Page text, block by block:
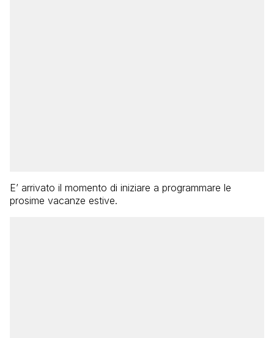
E’ arrivato il momento di iniziare a programmare le
prosime vacanze estive.